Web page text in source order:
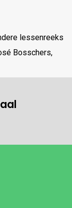
lessenreeks
Bosschers,